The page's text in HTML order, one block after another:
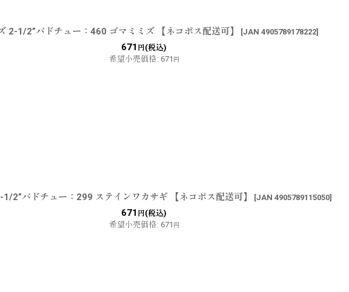
2-1/2”パドチュー：460 ゴマミミズ 【ネコポス配送可】 [JAN 4905789178222]
671 円(税込)
希望小売価格: 671 円
1/2”パドチュー：299 ステインワカサギ 【ネコポス配送可】 [JAN 4905789115050]
671 円(税込)
希望小売価格: 671 円